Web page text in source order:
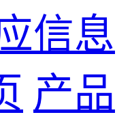
信息
产品